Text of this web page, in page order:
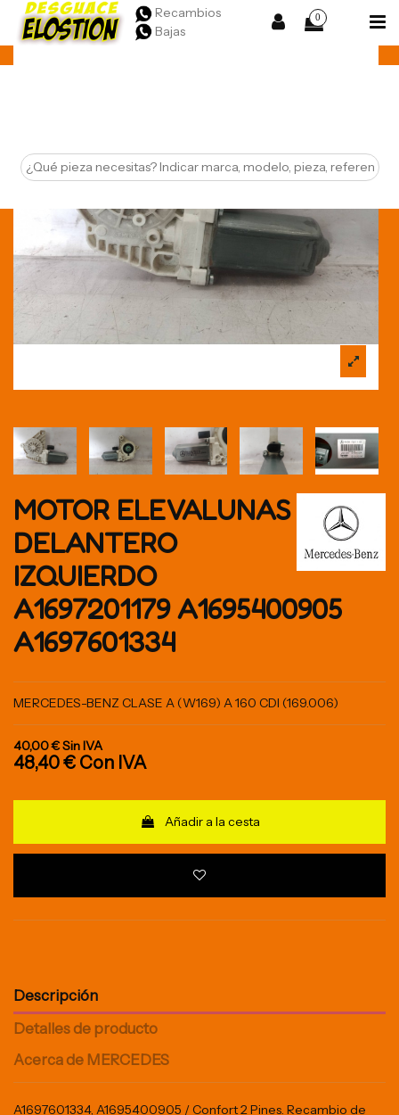
Recambios
Bajas
0
MOTOR ELEVALUNAS
DELANTERO
IZQUIERDO
A1697201179 A1695400905
A1697601334
MERCEDES-BENZ CLASE A (W169) A 160 CDI (169.006)
40,00 €Sin IVA
48,40 € Con IVA
Añadir a la cesta
Descripción
Detalles de producto
Acerca de MERCEDES
A1697601334, A1695400905 / Confort 2 Pines. Recambio de